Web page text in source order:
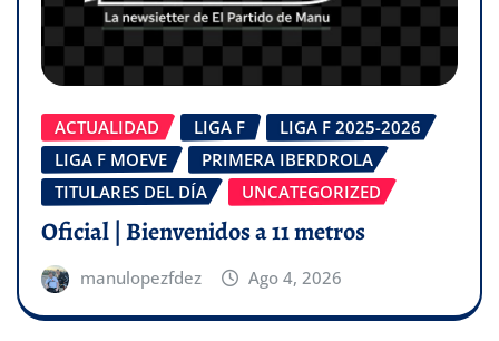
ACTUALIDAD LIGA F
LIGA F 2025-2026
LIGA F MOEVE
PRIMERA IBERDROLA
TITULARES DEL DÍA
UNCATEGORIZED
Oficial | Bienvenidos a 11 metros
manulopezfdez Ago 4, 2026